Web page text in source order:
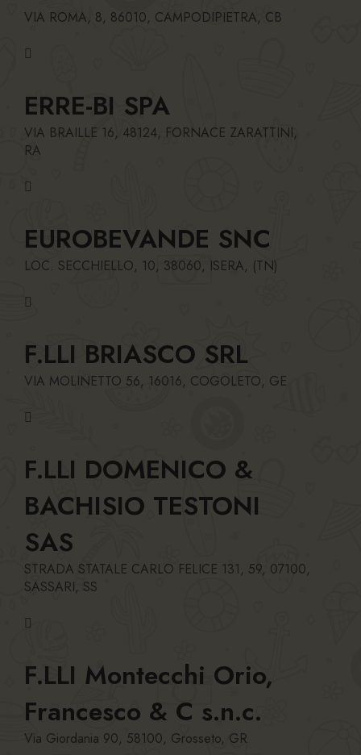
VIA ROMA, 8, 86010, CAMPODIPIETRA, CB
ERRE-BI SPA
VIA BRAILLE 16, 48124, FORNACE ZARATTINI,
RA
EUROBEVANDE SNC
LOC. SECCHIELLO, 10, 38060, ISERA, (TN)
F.LLI BRIASCO SRL
VIA MOLINETTO 56, 16016, COGOLETO, GE
F.LLI DOMENICO &
BACHISIO TESTONI
SAS
STRADA STATALE CARLO FELICE 131, 59, 07100,
SASSARI, SS
F.LLI Montecchi Orio,
Francesco & C s.n.c.
Via Giordania 90, 58100, Grosseto, GR